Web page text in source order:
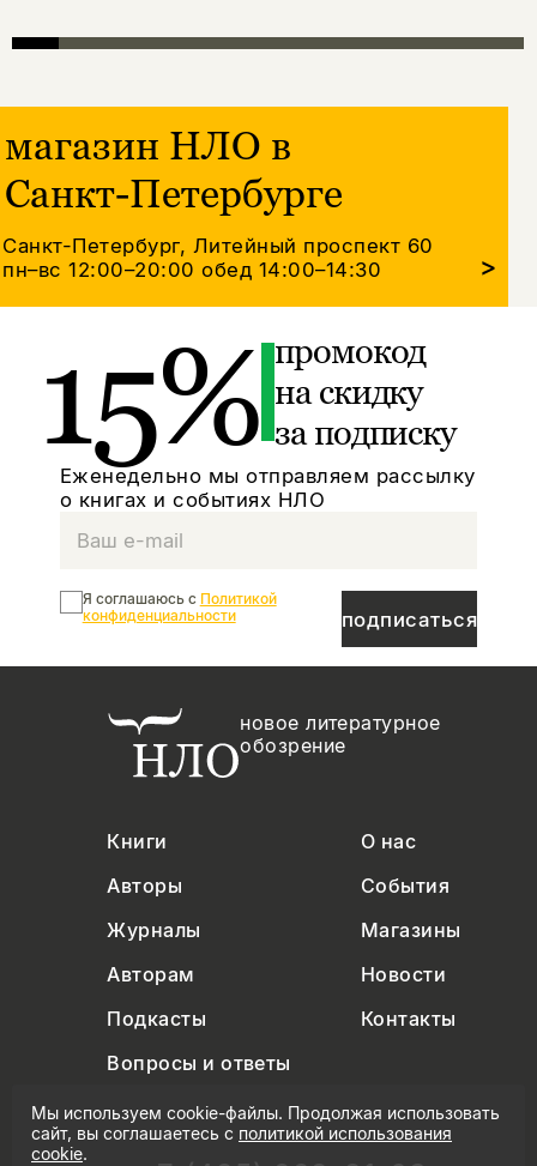
магазин НЛО в
Санкт-Петербурге
Санкт-Петербург, Литейный проспект 60
пн–вс 12:00–20:00обед 14:00–14:30 >
15% промокод
на скидку
за подписку
Еженедельно мы отправляем рассылку
о книгах и событиях НЛО
подписаться
Я соглашаюсь с Политикой
конфиденциальности
новое литературное
обозрение
Книги
О нас
Авторы
События
Журналы
Магазины
Авторам
Новости
Подкасты
Контакты
Вопросы и ответы
Мы используем cookie-файлы. Продолжая использовать
сайт, вы соглашаетесь с политикой использования
cookie.